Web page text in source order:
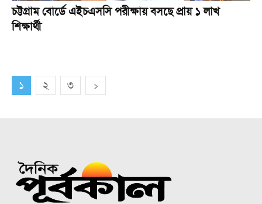
চট্টগ্রাম বোর্ডে এইচএসসি পরীক্ষায় বসছে প্রায় ১ লাখ
শিক্ষার্থী
১ ২ ৩